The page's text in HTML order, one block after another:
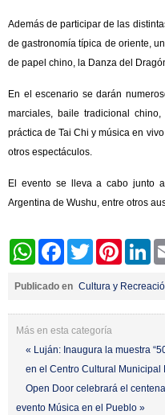
Además de participar de las
de gastronomía típica de oriente,
de papel chino, la Danza del
En el escenario se darán
marciales, baile tradicional
práctica de Tai Chi y música en
otros espectáculos.
El evento se lleva a cabo junto
Argentina de Wushu, entre otros
WhatsAppFacebookTwitter Pinterest
Publicado en Cultura y
Más en esta categoría
« Luján: Inaugura la muestra
en el Centro Cultural Municipal
Open Door celebrará el
evento Música en el Pueblo »